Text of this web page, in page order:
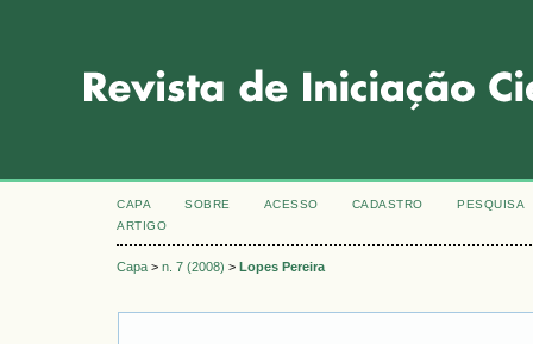
CAPA SOBRE ACESSO CADASTRO
PESQUISA
ARTIGO
Capa > n. 7 (2008) > Lopes Pereira